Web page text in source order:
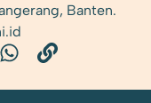
Banten.